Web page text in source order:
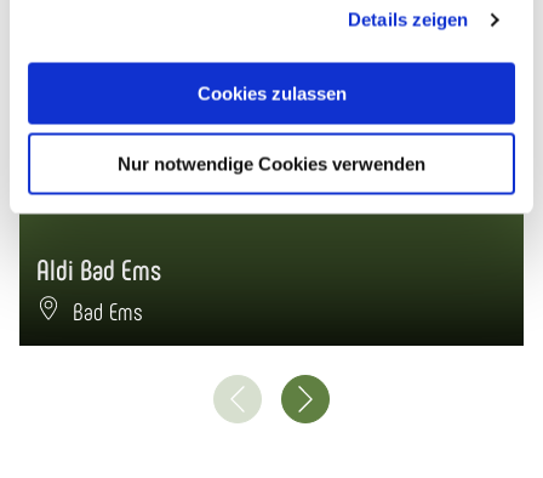
Cookies, wenn Sie unsere Webseite weiterhin nutzen.
Details zeigen
Cookies zulassen
Nur notwendige Cookies verwenden
Aldi Bad Ems
Bad Ems